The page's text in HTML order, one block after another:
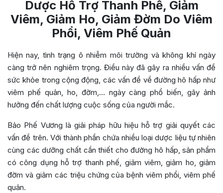
Dược Hỗ Trợ Thanh Phế, Giảm
Viêm, Giảm Ho, Giảm Đờm Do Viêm
Phổi, Viêm Phế Quản
Hiện nay, tình trạng ô nhiễm môi trường và không khí ngày
càng trở nên nghiêm trọng. Điều này đã gây ra nhiều vấn đề
sức khỏe trong cộng động, các vấn đề về đường hô hấp như
viêm phế quản, ho, đờm,… ngày càng phổ biến, gây ảnh
hưởng đến chất lượng cuộc sống của người mắc.
Bảo Phế Vương là giải pháp hữu hiệu hỗ trợ giải quyết các
vấn đề trên. Với thành phần chứa nhiều loại dược liệu tự nhiên
cùng các dưỡng chất cần thiết cho đường hô hấp, sản phẩm
có công dụng hỗ trợ thanh phế, giảm viêm, giảm ho, giảm
đờm và giảm các triệu chứng của bệnh viêm phổi, viêm phế
quản.